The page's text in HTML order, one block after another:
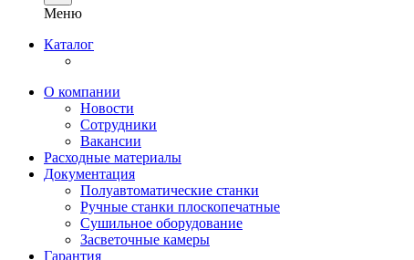
Меню
Каталог
О компании
Новости
Сотрудники
Вакансии
Расходные материалы
Документация
Полуавтоматические станки
Ручные станки плоскопечатные
Сушильное оборудование
Засветочные камеры
Гарантия